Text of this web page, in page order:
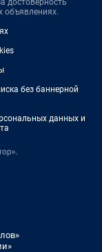
объявлениях.
без баннерной
данных и